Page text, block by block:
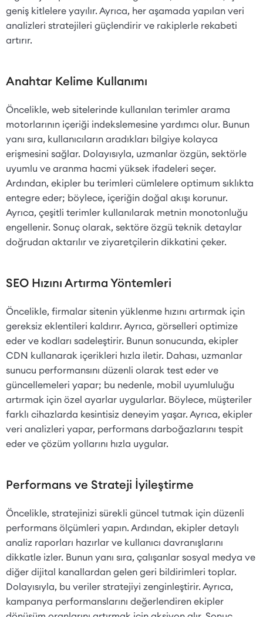
geniş kitlelere yayılır. Ayrıca, her aşamada yapılan veri
analizleri stratejileri güçlendirir ve rakiplerle rekabeti
artırır.
Anahtar Kelime Kullanımı
Öncelikle, web sitelerinde kullanılan terimler arama
motorlarının içeriği indekslemesine yardımcı olur. Bunun
yanı sıra, kullanıcıların aradıkları bilgiye kolayca
erişmesini sağlar. Dolayısıyla, uzmanlar özgün, sektörle
uyumlu ve aranma hacmi yüksek ifadeleri seçer.
Ardından, ekipler bu terimleri cümlelere optimum sıklıkta
entegre eder; böylece, içeriğin doğal akışı korunur.
Ayrıca, çeşitli terimler kullanılarak metnin monotonluğu
engellenir. Sonuç olarak, sektöre özgü teknik detaylar
doğrudan aktarılır ve ziyaretçilerin dikkatini çeker.
SEO Hızını Artırma Yöntemleri
Öncelikle, firmalar sitenin yüklenme hızını artırmak için
gereksiz eklentileri kaldırır. Ayrıca, görselleri optimize
eder ve kodları sadeleştirir. Bunun sonucunda, ekipler
CDN kullanarak içerikleri hızla iletir. Dahası, uzmanlar
sunucu performansını düzenli olarak test eder ve
güncellemeleri yapar; bu nedenle, mobil uyumluluğu
artırmak için özel ayarlar uygularlar. Böylece, müşteriler
farklı cihazlarda kesintisiz deneyim yaşar. Ayrıca, ekipler
veri analizleri yapar, performans darboğazlarını tespit
eder ve çözüm yollarını hızla uygular.
Performans ve Strateji İyileştirme
Öncelikle, stratejinizi sürekli güncel tutmak için düzenli
performans ölçümleri yapın. Ardından, ekipler detaylı
analiz raporları hazırlar ve kullanıcı davranışlarını
dikkatle izler. Bunun yanı sıra, çalışanlar sosyal medya ve
diğer dijital kanallardan gelen geri bildirimleri toplar.
Dolayısıyla, bu veriler stratejiyi zenginleştirir. Ayrıca,
kampanya performanslarını değerlendiren ekipler